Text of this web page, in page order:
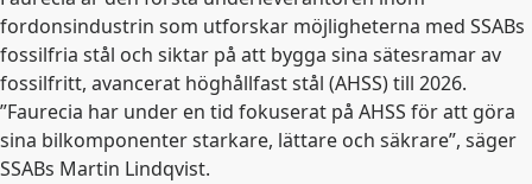
fordonsindustrin som utforskar möjligheterna med SSABs
fossilfria stål och siktar på att bygga sina sätesramar av
fossilfritt, avancerat höghållfast stål (AHSS) till 2026.
”Faurecia har under en tid fokuserat på AHSS för att göra
sina bilkomponenter starkare, lättare och säkrare”, säger
SSABs Martin Lindqvist.